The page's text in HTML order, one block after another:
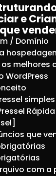
e
que
/ Domínio
melhores
WordPress
que
com a